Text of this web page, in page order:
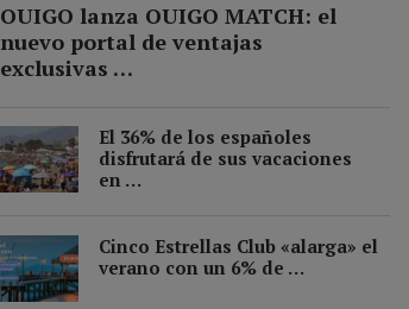
OUIGO lanza OUIGO MATCH: el
nuevo portal de ventajas
exclusivas …
El 36% de los españoles
disfrutará de sus vacaciones
en …
Cinco Estrellas Club «alarga» el
verano con un 6% de …